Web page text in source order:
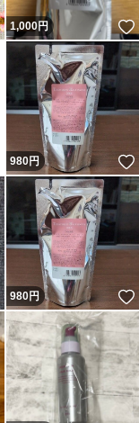
いいね！
1,000円
いいね！
980円
いいね！
980円